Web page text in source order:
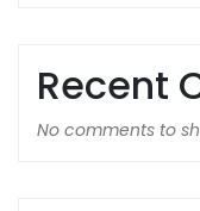
Recent
No comments to